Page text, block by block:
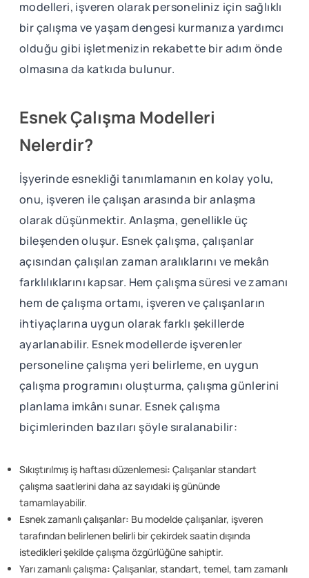
modelleri, işveren olarak personeliniz için sağlıklı
bir çalışma ve yaşam dengesi kurmanıza yardımcı
olduğu gibi işletmenizin rekabette bir adım önde
olmasına da katkıda bulunur.
Esnek Çalışma Modelleri
Nelerdir?
İşyerinde esnekliği tanımlamanın en kolay yolu,
onu, işveren ile çalışan arasında bir anlaşma
olarak düşünmektir. Anlaşma, genellikle üç
bileşenden oluşur. Esnek çalışma, çalışanlar
açısından çalışılan zaman aralıklarını ve mekân
farklılıklarını kapsar. Hem çalışma süresi ve zamanı
hem de çalışma ortamı, işveren ve çalışanların
ihtiyaçlarına uygun olarak farklı şekillerde
ayarlanabilir. Esnek modellerde işverenler
personeline çalışma yeri belirleme, en uygun
çalışma programını oluşturma, çalışma günlerini
planlama imkânı sunar. Esnek çalışma
biçimlerinden bazıları şöyle sıralanabilir:
Sıkıştırılmış iş haftası düzenlemesi: Çalışanlar standart
çalışma saatlerini daha az sayıdaki iş gününde
tamamlayabilir.
Esnek zamanlı çalışanlar: Bu modelde çalışanlar, işveren
tarafından belirlenen belirli bir çekirdek saatin dışında
istedikleri şekilde çalışma özgürlüğüne sahiptir.
Yarı zamanlı çalışma: Çalışanlar, standart, temel, tam zamanlı